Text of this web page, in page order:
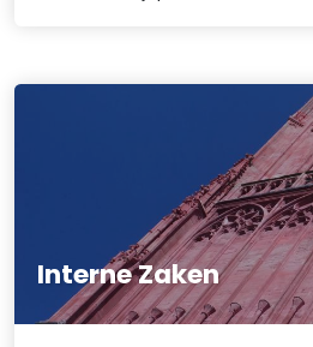
Interne Zaken